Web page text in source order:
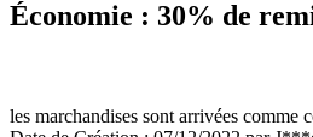
Économie : 30% de
les marchandises sont arrivées comme